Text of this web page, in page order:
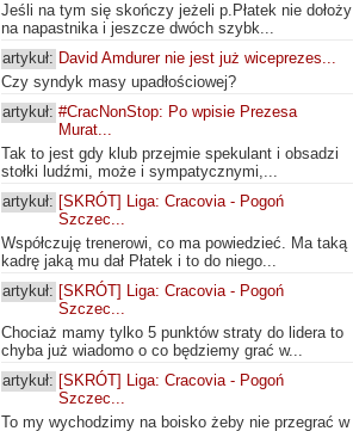
Jeśli na tym się skończy jeżeli p.Płatek nie dołoży
na napastnika i jeszcze dwóch szybk...
artykuł: David Amdurer nie jest już wiceprezes...
Czy syndyk masy upadłościowej?
artykuł: #CracNonStop: Po wpisie Prezesa
Murat...
Tak to jest gdy klub przejmie spekulant i obsadzi
stołki ludźmi, może i sympatycznymi,...
artykuł: [SKRÓT] Liga: Cracovia - Pogoń
Szczec...
Współczuję trenerowi, co ma powiedzieć. Ma taką
kadrę jaką mu dał Płatek i to do niego...
artykuł: [SKRÓT] Liga: Cracovia - Pogoń
Szczec...
Chociaż mamy tylko 5 punktów straty do lidera to
chyba już wiadomo o co będziemy grać w...
artykuł: [SKRÓT] Liga: Cracovia - Pogoń
Szczec...
To my wychodzimy na boisko żeby nie przegrać w